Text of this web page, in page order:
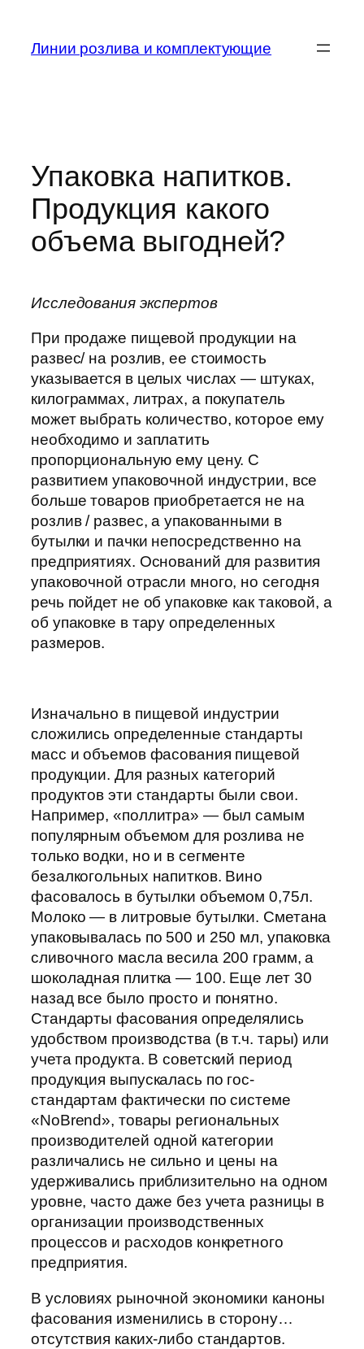
content
Линии розлива и комплектующие
Упаковка напитков.
Продукция какого
объема выгодней?
Исследования экспертов
При продаже пищевой продукции на
развес/ на розлив, ее стоимость
указывается в целых числах — штуках,
килограммах, литрах, а покупатель
может выбрать количество, которое ему
необходимо и заплатить
пропорциональную ему цену. С
развитием упаковочной индустрии, все
больше товаров приобретается не на
розлив / развес, а упакованными в
бутылки и пачки непосредственно на
предприятиях. Оснований для развития
упаковочной отрасли много, но сегодня
речь пойдет не об упаковке как таковой, а
об упаковке в тару определенных
размеров.
Изначально в пищевой индустрии
сложились определенные стандарты
масс и объемов фасования пищевой
продукции. Для разных категорий
продуктов эти стандарты были свои.
Например, «поллитра» — был самым
популярным объемом для розлива не
только водки, но и в сегменте
безалкогольных напитков. Вино
фасовалось в бутылки объемом 0,75л.
Молоко — в литровые бутылки. Сметана
упаковывалась по 500 и 250 мл, упаковка
сливочного масла весила 200 грамм, а
шоколадная плитка — 100. Еще лет 30
назад все было просто и понятно.
Стандарты фасования определялись
удобством производства (в т.ч. тары) или
учета продукта. В советский период
продукция выпускалась по гос-
стандартам фактически по системе
«NoBrend», товары региональных
производителей одной категории
различались не сильно и цены на
удерживались приблизительно на одном
уровне, часто даже без учета разницы в
организации производственных
процессов и расходов конкретного
предприятия.
В условиях рыночной экономики каноны
фасования изменились в сторону…
отсутствия каких-либо стандартов.